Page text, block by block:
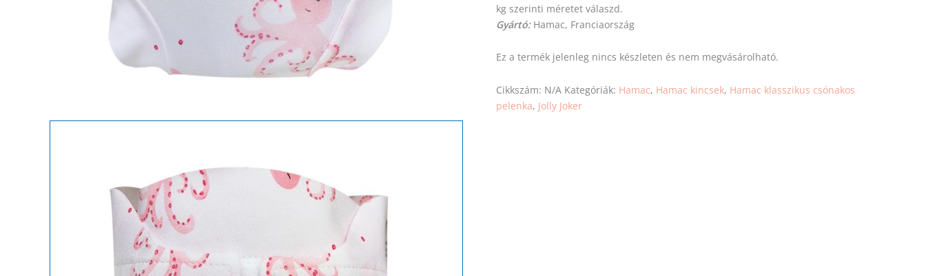
kg szerinti méretet válaszd.
Gyártó:Hamac, Franciaország
Ez a termék jelenleg nincs készleten és nem megvásárolható.
Cikkszám: N/A Kategóriák: Hamac, Hamac kincsek, Hamac klasszikus csónakos
pelenka, Jolly Joker